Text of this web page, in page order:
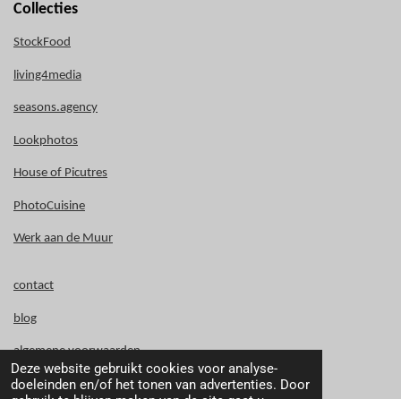
Deze website gebruikt cookies voor analyse-
doeleinden en/of het tonen van advertenties. Door
Collecties
StockFood
living4media
seasons.agency
Lookphotos
House of Picutres
PhotoCuisine
Werk aan de Muur
contact
blog
algemene voorwaarden